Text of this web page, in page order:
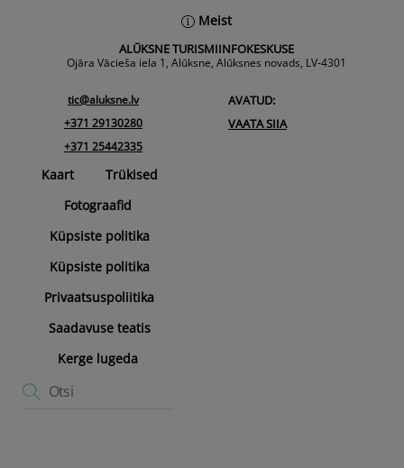
Meist
ALŪKSNE TURISMIINFOKESKUSE
Ojāra Vācieša iela 1, Alūksne, Alūksnes novads, LV-4301
tic@aluksne.lv
+371 29130280
+371 25442335
AVATUD:
VAATA SIIA
Kaart
Trükised
Fotograafid
Küpsiste politika
Küpsiste politika
Privaatsuspoliitika
Saadavuse teatis
Kerge lugeda